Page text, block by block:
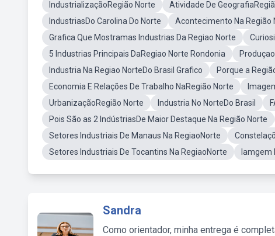
IndustrializaçãoRegião Norte
Atividade De
IndustriasDo Carolina Do Norte
Acontecimento Na Região
Grafica Que Mostramas Industrias Da Regiao Norte
5 Industrias Principais DaRegiao Norte Rondonia
Industria Na Regiao NorteDo Brasil Grafico
Porque a
Economia E Relações De Trabalho NaRegião Norte
UrbanizaçãoRegião Norte
Industria No NorteDo Brasil
Pois São as 2 IndústriasDe Maior Destaque Na Região Norte
Setores Industriais De Manaus Na RegiaoNorte
Setores Industriais De Tocantins Na RegiaoNorte
Iamgem
Sandra
Como orientador, minha entrega é